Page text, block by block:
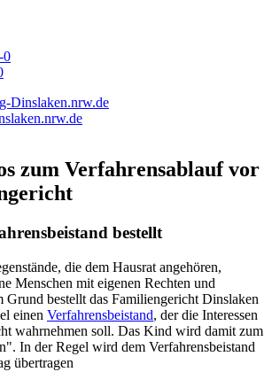
0
Dinslaken.nrw.de
zum Verfahrensablauf vor
bestellt
die dem Hausrat angehören,
Menschen mit eigenen Rechten und
Grund bestellt das Familiengericht Dinslaken
einen Verfahrensbeistand, der die Interessen
wahrnehmen soll. Das Kind wird damit zum
In der Regel wird dem Verfahrensbeistand
übertragen